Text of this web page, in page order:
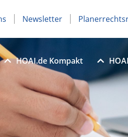
Newsletter
HOAI.de Kompakt